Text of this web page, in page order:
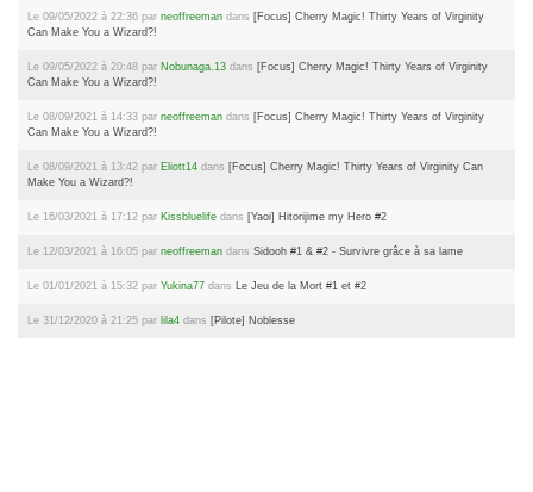
Le 09/05/2022 à 22:36 par neoffreeman dans [Focus] Cherry Magic! Thirty Years of Virginity
Can Make You a Wizard?!
Le 09/05/2022 à 20:48 par Nobunaga.13 dans [Focus] Cherry Magic! Thirty Years of Virginity
Can Make You a Wizard?!
Le 08/09/2021 à 14:33 par neoffreeman dans [Focus] Cherry Magic! Thirty Years of Virginity
Can Make You a Wizard?!
Le 08/09/2021 à 13:42 par Eliott14 dans [Focus] Cherry Magic! Thirty Years of Virginity Can
Make You a Wizard?!
Le 16/03/2021 à 17:12 par Kissbluelife dans [Yaoi] Hitorijime my Hero #2
Le 12/03/2021 à 16:05 par neoffreeman dans Sidooh #1 & #2 - Survivre grâce à sa lame
Le 01/01/2021 à 15:32 par Yukina77 dans Le Jeu de la Mort #1 et #2
Le 31/12/2020 à 21:25 par lila4 dans [Pilote] Noblesse